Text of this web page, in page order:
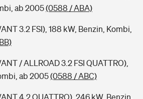
ab 2005(0588 / ABA)
3.2 FSI), 188 kW, Benzin, Kombi,
/ ALLROAD 3.2 FSI QUATTRO),
ab 2005(0588 / ABC)
4.2 QUATTRO), 246 kW, Benzin,